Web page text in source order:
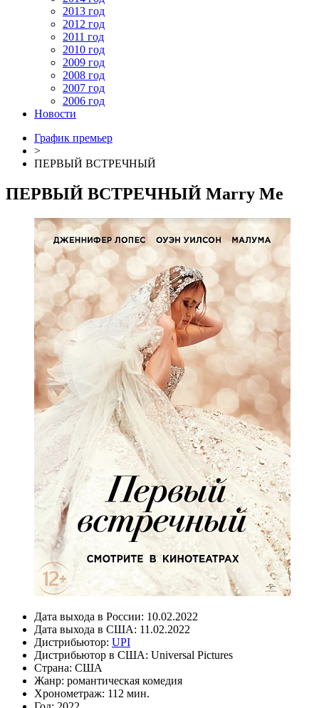
2013 год
2012 год
2011 год
2010 год
2009 год
2008 год
2007 год
2006 год
Новости
График премьер
>
ПЕРВЫЙ ВСТРЕЧНЫЙ
ПЕРВЫЙ ВСТРЕЧНЫЙ Marry Me
Дата выхода в России: 10.02.2022
Дата выхода в США: 11.02.2022
Дистрибьютор: UPI
Дистрибьютор в США: Universal Pictures
Страна: США
Жанр: романтическая комедия
Хронометраж: 112 мин.